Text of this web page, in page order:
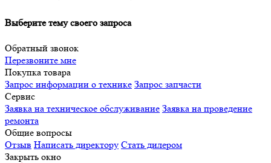
Выберите тему своего запроса
Обратный звонок
Перезвоните мне
Покупка товара
Запрос информации о технике Запрос запчасти
Сервис
Заявка на техническое обслуживание Заявка на проведение
ремонта
Общие вопросы
Отзыв Написать директору Стать дилером
Закрыть окно